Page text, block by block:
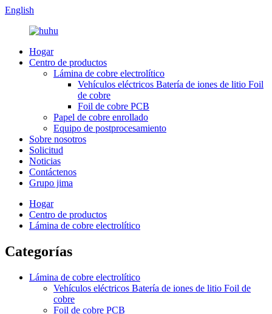
English
Hogar
Centro de productos
Lámina de cobre electrolítico
Vehículos eléctricos Batería de iones de litio Foil
de cobre
Foil de cobre PCB
Papel de cobre enrollado
Equipo de postprocesamiento
Sobre nosotros
Solicitud
Noticias
Contáctenos
Grupo jima
Hogar
Centro de productos
Lámina de cobre electrolítico
Categorías
Lámina de cobre electrolítico
Vehículos eléctricos Batería de iones de litio Foil de
cobre
Foil de cobre PCB